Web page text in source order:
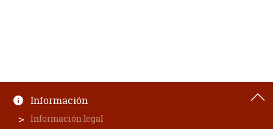
Información
Información legal